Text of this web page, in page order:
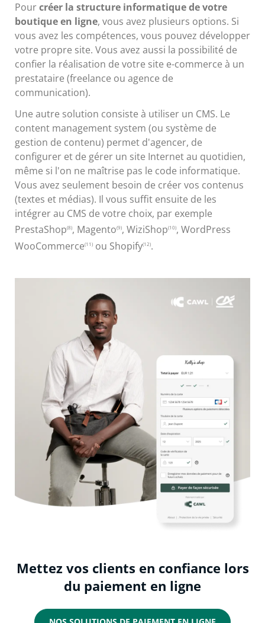
Pourcréer la structure informatique de votre
boutique en ligne, vous avez plusieurs options. Si
vous avez les compétences, vous pouvez développer
votre propre site. Vous avez aussi la possibilité de
confier la réalisation de votre site e-commerce à un
prestataire (freelance ou agence de
communication).
Une autre solution consiste à utiliser un CMS. Le
content management system (ou système de
gestion de contenu) permet d'agencer, de
configurer et de gérer un site Internet au quotidien,
même si l'on ne maîtrise pas le code informatique.
Vous avez seulement besoin de créer vos contenus
(textes et médias). Il vous suffit ensuite de les
intégrer au CMS de votre choix, par exemple
PrestaShop(8), Magento(9), WiziShop(10), WordPress
WooCommerce(11) ou Shopify(12).
Mettez vos clients en confiance lors
du paiement en ligne